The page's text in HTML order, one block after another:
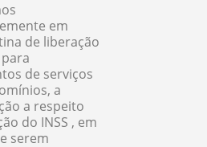
em
de liberação
de serviços
a
a respeito
do INSS , em
serem